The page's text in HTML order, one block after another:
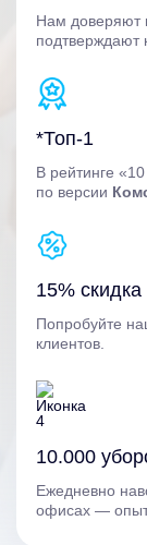
Нам доверяют
подтверждают
*Топ-1
В рейтинге
по версии
15% скидка
Попробуйте
клиентов.
10.000
Ежедневно
офисах —